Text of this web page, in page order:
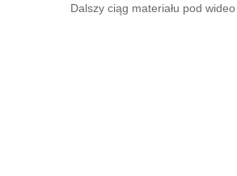
Dalszy ciąg materiału pod wideo